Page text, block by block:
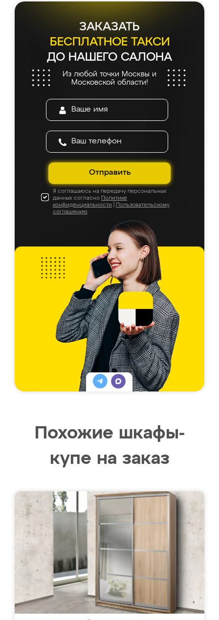
ЗАКАЗАТЬ
БЕСПЛАТНОЕ ТАКСИ
ДО НАШЕГО САЛОНА
Из любой точки Москвы и
Московской области!
Отправить
Я соглашаюсь на передачу персональных
данных согласно Политике
конфиденциальности
Пользовательскому
соглашению
Похожие шкафы-
купе на заказ